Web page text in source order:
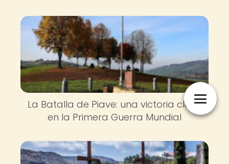
La Batalla de Piave: una victoria clave
en la Primera Guerra Mundial